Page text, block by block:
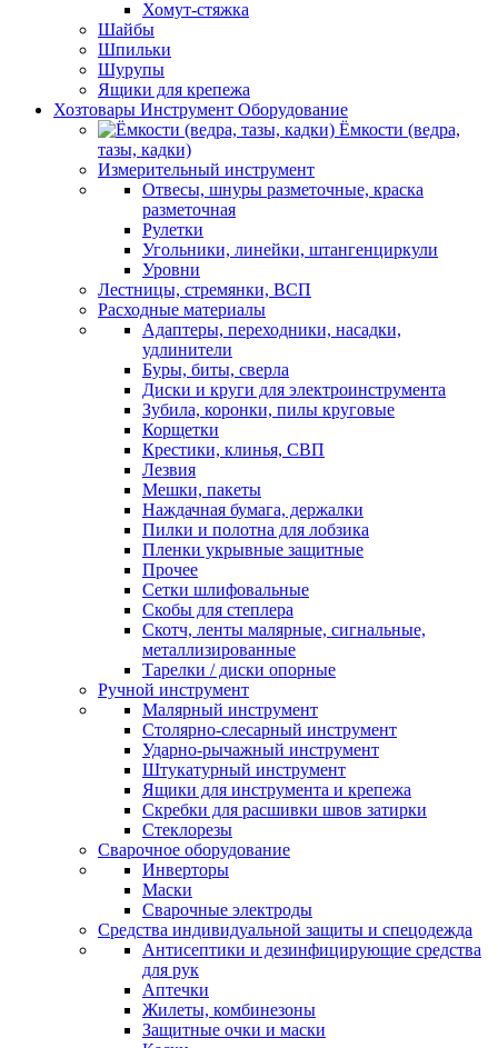
Хомут-стяжка
Шайбы
Шпильки
Шурупы
Ящики для крепежа
Хозтовары Инструмент Оборудование
Ёмкости (ведра,
тазы, кадки)
Измерительный инструмент
Отвесы, шнуры разметочные, краска
разметочная
Рулетки
Угольники, линейки, штангенциркули
Уровни
Лестницы, стремянки, ВСП
Расходные материалы
Адаптеры, переходники, насадки,
удлинители
Буры, биты, сверла
Диски и круги для электроинструмента
Зубила, коронки, пилы круговые
Корщетки
Крестики, клинья, СВП
Лезвия
Мешки, пакеты
Наждачная бумага, держалки
Пилки и полотна для лобзика
Пленки укрывные защитные
Прочее
Сетки шлифовальные
Скобы для степлера
Скотч, ленты малярные, сигнальные,
металлизированные
Тарелки / диски опорные
Ручной инструмент
Малярный инструмент
Столярно-слесарный инструмент
Ударно-рычажный инструмент
Штукатурный инструмент
Ящики для инструмента и крепежа
Скребки для расшивки швов затирки
Стеклорезы
Сварочное оборудование
Инверторы
Маски
Сварочные электроды
Средства индивидуальной защиты и спецодежда
Антисептики и дезинфицирующие средства
для рук
Аптечки
Жилеты, комбинезоны
Защитные очки и маски